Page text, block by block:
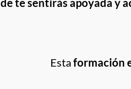
Esta formación